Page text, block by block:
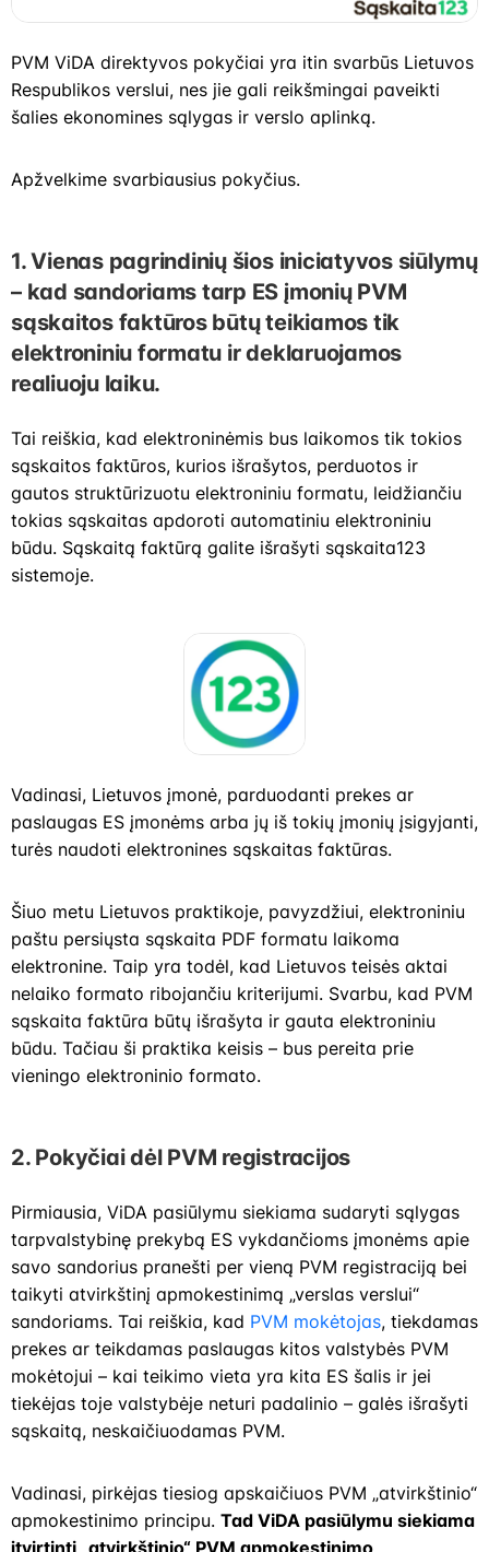
PVM ViDA direktyvos pokyčiai yra itin svarbūs Lietuvos
Respublikos verslui, nes jie gali reikšmingai paveikti
šalies ekonomines sąlygas ir verslo aplinką.
Apžvelkime svarbiausius pokyčius.
1. Vienas pagrindinių šios iniciatyvos siūlymų
– kad sandoriams tarp ES įmonių PVM
sąskaitos faktūros būtų teikiamos tik
elektroniniu formatu ir deklaruojamos
realiuoju laiku.
Tai reiškia, kad elektroninėmis bus laikomos tik tokios
sąskaitos faktūros, kurios išrašytos, perduotos ir
gautos struktūrizuotu elektroniniu formatu, leidžiančiu
tokias sąskaitas apdoroti automatiniu elektroniniu
būdu. Sąskaitą faktūrą galite išrašyti sąskaita123
sistemoje.
Vadinasi, Lietuvos įmonė, parduodanti prekes ar
paslaugas ES įmonėms arba jų iš tokių įmonių įsigyjanti,
turės naudoti elektronines sąskaitas faktūras.
Šiuo metu Lietuvos praktikoje, pavyzdžiui, elektroniniu
paštu persiųsta sąskaita PDF formatu laikoma
elektronine. Taip yra todėl, kad Lietuvos teisės aktai
nelaiko formato ribojančiu kriterijumi. Svarbu, kad PVM
sąskaita faktūra būtų išrašyta ir gauta elektroniniu
būdu. Tačiau ši praktika keisis – bus pereita prie
vieningo elektroninio formato.
2. Pokyčiai dėl PVM registracijos
Pirmiausia, ViDA pasiūlymu siekiama sudaryti sąlygas
tarpvalstybinę prekybą ES vykdančioms įmonėms apie
savo sandorius pranešti per vieną PVM registraciją bei
taikyti atvirkštinį apmokestinimą „verslas verslui“
sandoriams. Tai reiškia, kad PVM mokėtojas, tiekdamas
prekes ar teikdamas paslaugas kitos valstybės PVM
mokėtojui – kai teikimo vieta yra kita ES šalis ir jei
tiekėjas toje valstybėje neturi padalinio – galės išrašyti
sąskaitą, neskaičiuodamas PVM.
Vadinasi, pirkėjas tiesiog apskaičiuos PVM „atvirkštinio“
apmokestinimo principu. Tad ViDA pasiūlymu siekiama